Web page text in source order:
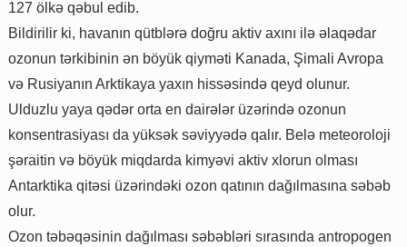
127 ölkə qəbul edib.
Bildirilir ki, havanın qütblərə doğru aktiv axını ilə əlaqədar
ozonun tərkibinin ən böyük qiyməti Kanada, Şimali Avropa
və Rusiyanın Arktikaya yaxın hissəsində qeyd olunur.
Ulduzlu yaya qədər orta en dairələr üzərində ozonun
konsentrasiyası da yüksək səviyyədə qalır. Belə meteoroloji
şəraitin və böyük miqdarda kimyəvi aktiv xlorun olması
Antarktika qitəsi üzərindəki ozon qatının dağılmasına səbəb
olur.
Ozon təbəqəsinin dağılması səbəbləri sırasında antropogen